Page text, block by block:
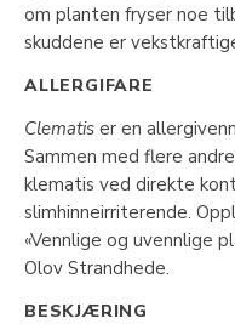
om planten fryser noe
skuddene er
ALLERGIFARE
Clematis er en
Sammen med flere
klematis ved direkte
slimhinneirriterende.
«Vennlige og uvennlige
Olov Strandhede.
BESKJÆRING